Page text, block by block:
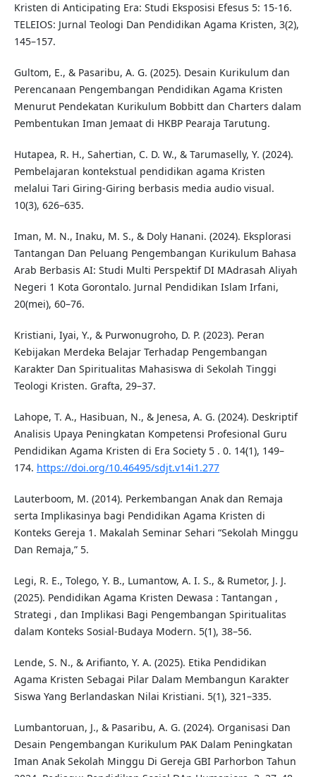
Kristen di Anticipating Era: Studi Eksposisi Efesus 5: 15-16.
TELEIOS: Jurnal Teologi Dan Pendidikan Agama Kristen, 3(2),
145–157.
Gultom, E., & Pasaribu, A. G. (2025). Desain Kurikulum dan
Perencanaan Pengembangan Pendidikan Agama Kristen
Menurut Pendekatan Kurikulum Bobbitt dan Charters dalam
Pembentukan Iman Jemaat di HKBP Pearaja Tarutung.
Hutapea, R. H., Sahertian, C. D. W., & Tarumaselly, Y. (2024).
Pembelajaran kontekstual pendidikan agama Kristen
melalui Tari Giring-Giring berbasis media audio visual.
10(3), 626–635.
Iman, M. N., Inaku, M. S., & Doly Hanani. (2024). Eksplorasi
Tantangan Dan Peluang Pengembangan Kurikulum Bahasa
Arab Berbasis AI: Studi Multi Perspektif DI MAdrasah Aliyah
Negeri 1 Kota Gorontalo. Jurnal Pendidikan Islam Irfani,
20(mei), 60–76.
Kristiani, Iyai, Y., & Purwonugroho, D. P. (2023). Peran
Kebijakan Merdeka Belajar Terhadap Pengembangan
Karakter Dan Spiritualitas Mahasiswa di Sekolah Tinggi
Teologi Kristen. Grafta, 29–37.
Lahope, T. A., Hasibuan, N., & Jenesa, A. G. (2024). Deskriptif
Analisis Upaya Peningkatan Kompetensi Profesional Guru
Pendidikan Agama Kristen di Era Society 5 . 0. 14(1), 149–
174. https://doi.org/10.46495/sdjt.v14i1.277
Lauterboom, M. (2014). Perkembangan Anak dan Remaja
serta Implikasinya bagi Pendidikan Agama Kristen di
Konteks Gereja 1. Makalah Seminar Sehari “Sekolah Minggu
Dan Remaja,” 5.
Legi, R. E., Tolego, Y. B., Lumantow, A. I. S., & Rumetor, J. J.
(2025). Pendidikan Agama Kristen Dewasa : Tantangan ,
Strategi , dan Implikasi Bagi Pengembangan Spiritualitas
dalam Konteks Sosial-Budaya Modern. 5(1), 38–56.
Lende, S. N., & Arifianto, Y. A. (2025). Etika Pendidikan
Agama Kristen Sebagai Pilar Dalam Membangun Karakter
Siswa Yang Berlandaskan Nilai Kristiani. 5(1), 321–335.
Lumbantoruan, J., & Pasaribu, A. G. (2024). Organisasi Dan
Desain Pengembangan Kurikulum PAK Dalam Peningkatan
Iman Anak Sekolah Minggu Di Gereja GBI Parhorbon Tahun